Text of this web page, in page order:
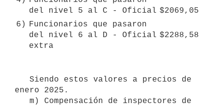
del nivel 5 al C - Oficial $2069,05
6)
Funcionarios que pasaron
del nivel 6 al D - Oficial
extra
$2288,58
enero 2025.